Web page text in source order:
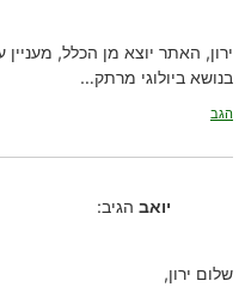
ירון, האתר יוצא מן הכלל,
בנושא ביולוגי מרתק…
הגב
יואב הגיב:
שלום ירון,